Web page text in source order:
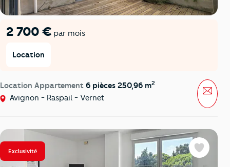
2 700 € par mois
Location
Location Appartement 6 pièces 250,96 m2
Avignon - Raspail - Vernet
Exclusivité Favoris